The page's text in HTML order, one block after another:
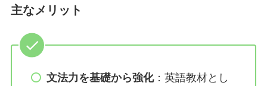
主なメリット
文法力を基礎から強化：英語教材とし